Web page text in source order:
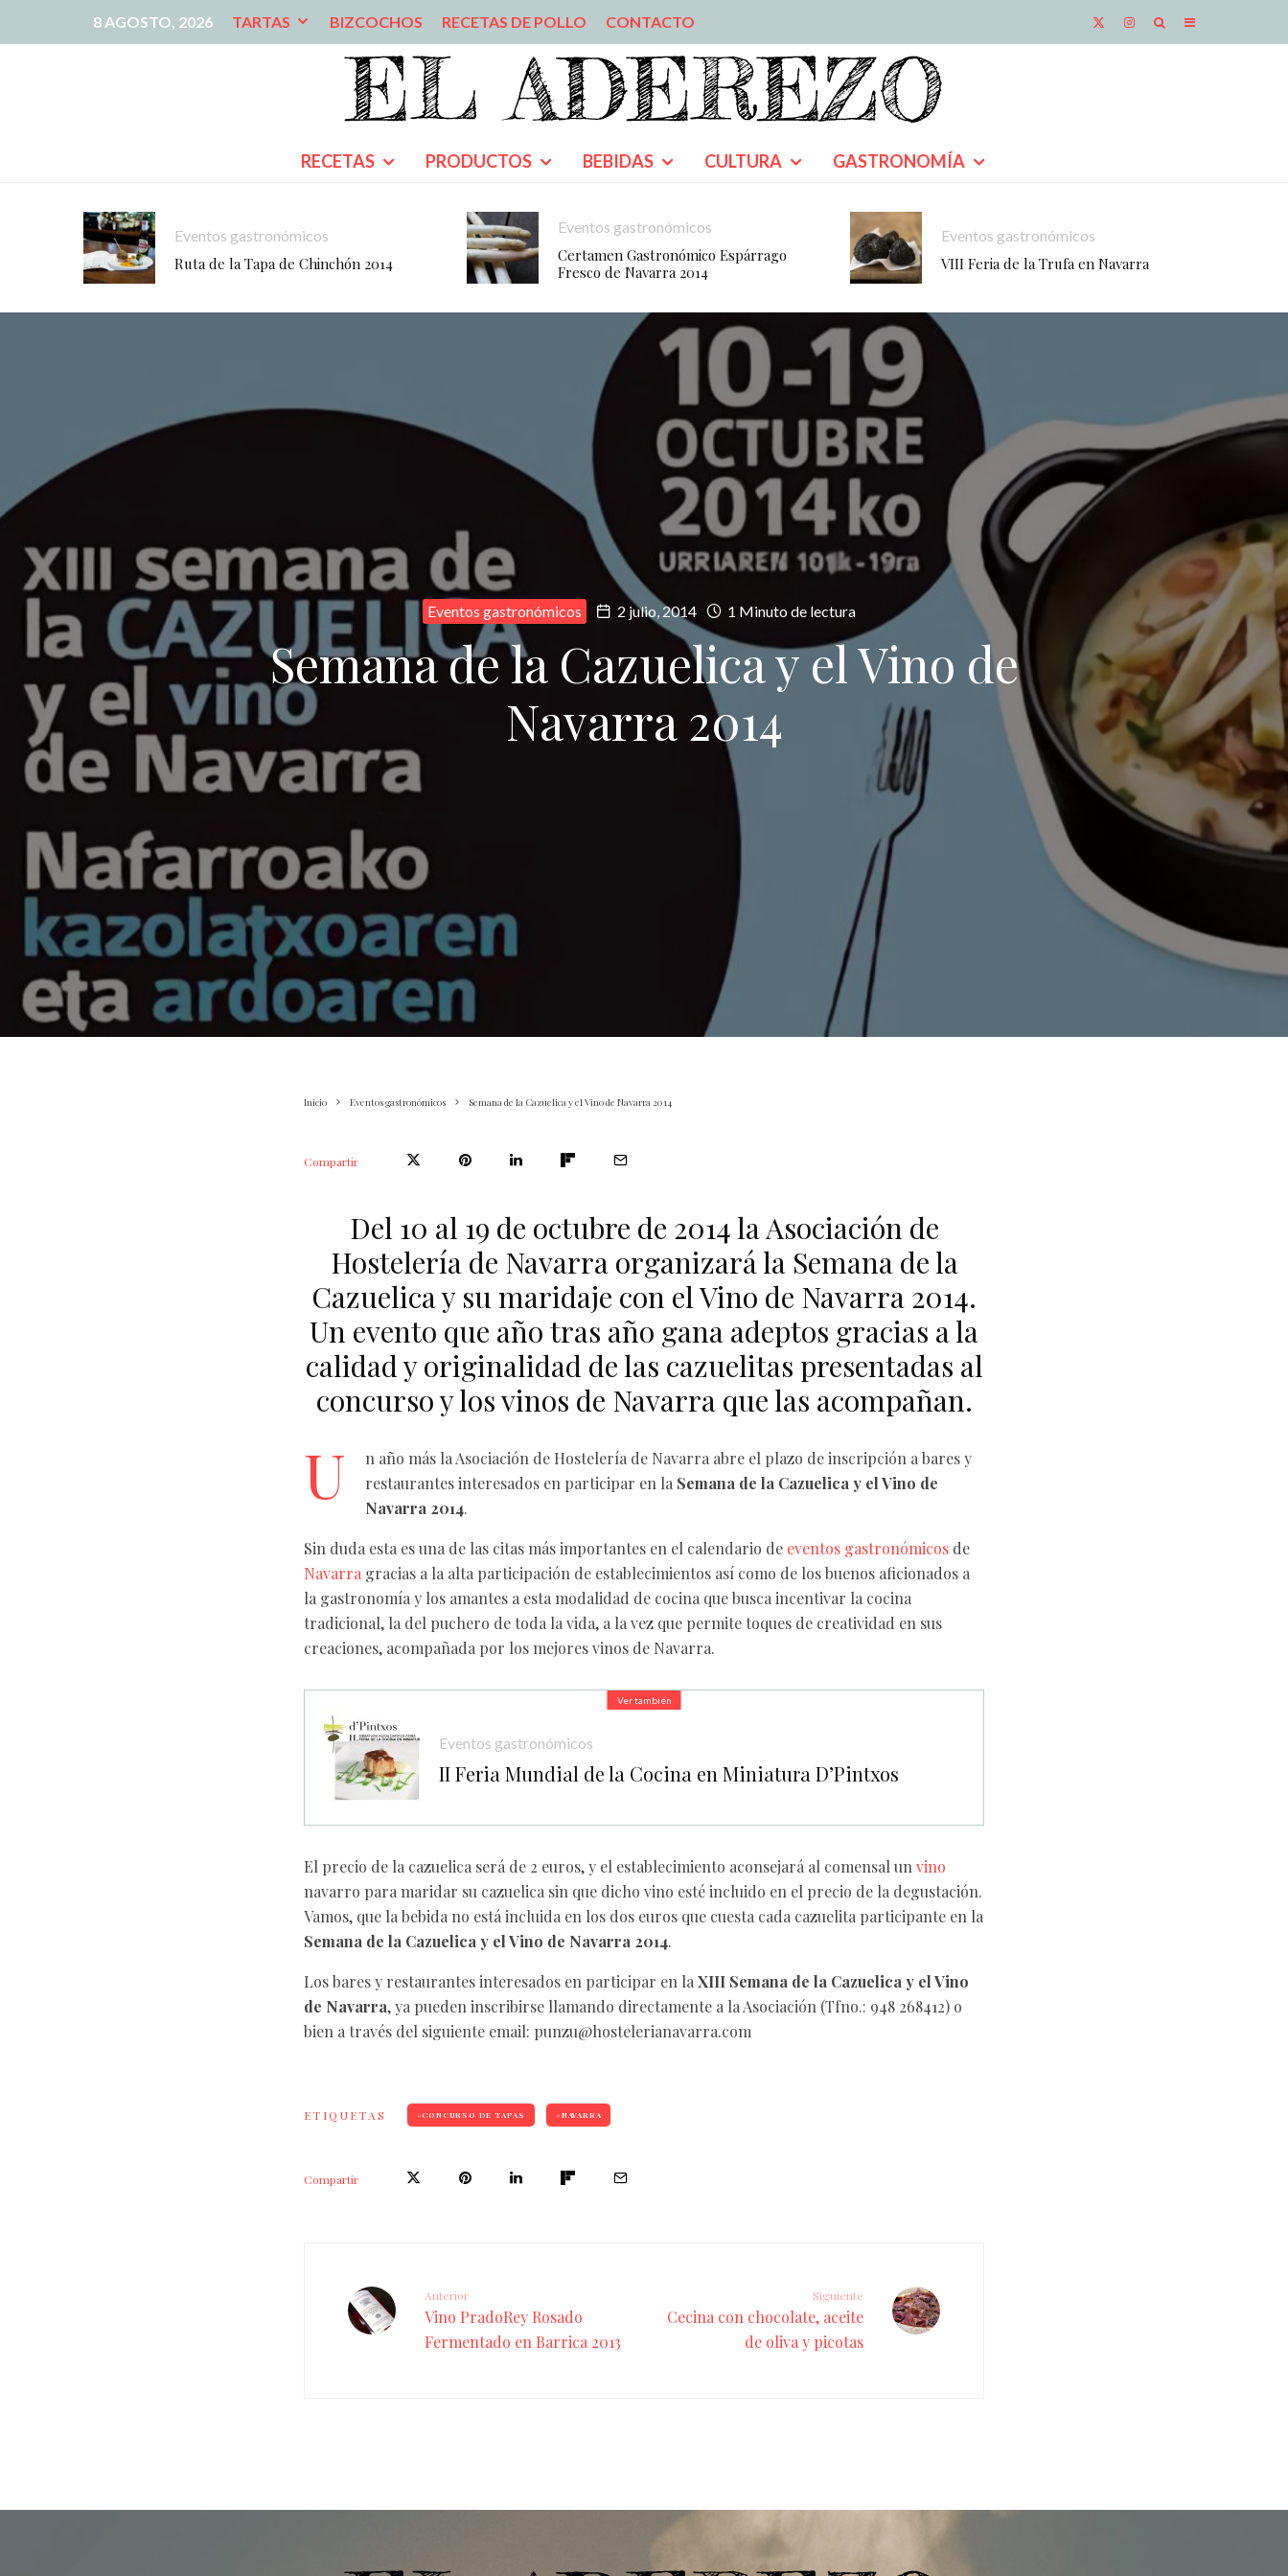
8 AGOSTO, 2026 TARTAS BIZCOCHOS RECETAS DE POLLO CONTACTO
RECETAS PRODUCTOS BEBIDAS CULTURA GASTRONOMÍA
Eventos gastronómicos
Ruta de la Tapa de Chinchón 2014
Eventos gastronómicos
Certamen Gastronómico Espárrago
Fresco de Navarra 2014
Eventos gastronómicos
VIII Feria de la Trufa en Navarra
Eventos gastronómicos 2 julio, 2014 1 Minuto de lectura
Semana de la Cazuelica y el Vino de
Navarra 2014
Inicio Eventos gastronómicos Semana de la Cazuelica y el Vino de Navarra 2014
Compartir
Del 10 al 19 de octubre de 2014 la Asociación de
Hostelería de Navarra organizará la Semana de la
Cazuelica y su maridaje con el Vino de Navarra 2014.
Un evento que año tras año gana adeptos gracias a la
calidad y originalidad de las cazuelitas presentadas al
concurso y los vinos de Navarra que las acompañan.
U
n año más la Asociación de Hostelería de Navarra abre el plazo de inscripción a bares y
restaurantes interesados en participar en la Semana de la Cazuelica y el Vino de
Navarra 2014.
Sin duda esta es una de las citas más importantes en el calendario de eventos gastronómicos de
Navarra gracias a la alta participación de establecimientos así como de los buenos aficionados a
la gastronomía y los amantes a esta modalidad de cocina que busca incentivar la cocina
tradicional, la del puchero de toda la vida, a la vez que permite toques de creatividad en sus
creaciones, acompañada por los mejores vinos de Navarra.
Ver también
Eventos gastronómicos
II Feria Mundial de la Cocina en Miniatura D’Pintxos
El precio de la cazuelica será de 2 euros, y el establecimiento aconsejará al comensal un vino
navarro para maridar su cazuelica sin que dicho vino esté incluido en el precio de la degustación.
Vamos, que la bebida no está incluida en los dos euros que cuesta cada cazuelita participante en la
Semana de la Cazuelica y el Vino de Navarra 2014.
Los bares y restaurantes interesados en participar en la XIII Semana de la Cazuelica y el Vino
de Navarra, ya pueden inscribirse llamando directamente a la Asociación (Tfno.: 948 268412) o
bien a través del siguiente email: punzu@hostelerianavarra.com
ETIQUETAS CONCURSO DE TAPAS NAVARRA
Compartir
Anterior
Vino PradoRey Rosado
Fermentado en Barrica 2013
Siguiente
Cecina con chocolate, aceite
de oliva y picotas